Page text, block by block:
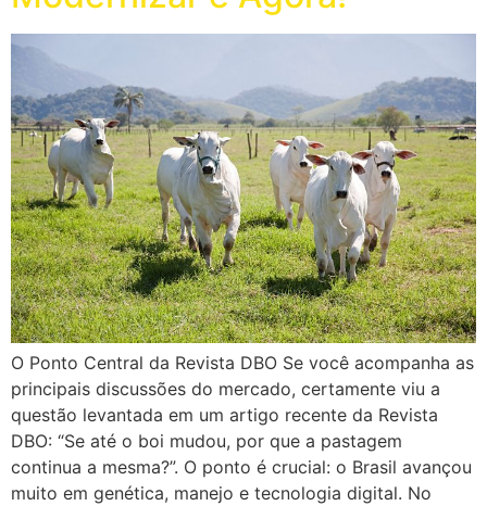
Sementes
Contato
WhatsApp
(67) 3391-1000
comercial@germisul.com.br
O Ponto Central da Revista DBO Se você acompanha as
principais discussões do mercado, certamente viu a
questão levantada em um artigo recente da Revista
DBO: “Se até o boi mudou, por que a pastagem
continua a mesma?”. O ponto é crucial: o Brasil avançou
muito em genética, manejo e tecnologia digital. No